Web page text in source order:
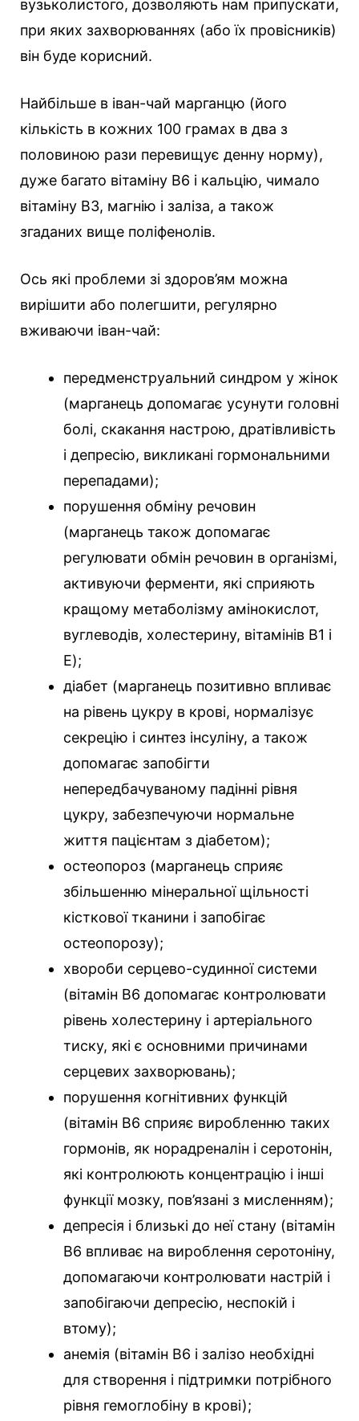
вузьколистого, дозволяють нам припускати,
при яких захворюваннях (або їх провісників)
він буде корисний.
Найбільше в іван-чай марганцю (його
кількість в кожних 100 грамах в два з
половиною рази перевищує денну норму),
дуже багато вітаміну В6 і кальцію, чимало
вітаміну В3, магнію і заліза, а також
згаданих вище поліфенолів.
Ось які проблеми зі здоров’ям можна
вирішити або полегшити, регулярно
вживаючи іван-чай:
передменструальний синдром у жінок
(марганець допомагає усунути головні
болі, скакання настрою, дратівливість
і депресію, викликані гормональними
перепадами);
порушення обміну речовин
(марганець також допомагає
регулювати обмін речовин в організмі,
активуючи ферменти, які сприяють
кращому метаболізму амінокислот,
вуглеводів, холестерину, вітамінів B1 і
E);
діабет (марганець позитивно впливає
на рівень цукру в крові, нормалізує
секрецію і синтез інсуліну, а також
допомагає запобігти
непередбачуваному падінні рівня
цукру, забезпечуючи нормальне
життя пацієнтам з діабетом);
остеопороз (марганець сприяє
збільшенню мінеральної щільності
кісткової тканини і запобігає
остеопорозу);
хвороби серцево-судинної системи
(вітамін B6 допомагає контролювати
рівень холестерину і артеріального
тиску, які є основними причинами
серцевих захворювань);
порушення когнітивних функцій
(вітамін B6 сприяє виробленню таких
гормонів, як норадреналін і серотонін,
які контролюють концентрацію і інші
функції мозку, пов’язані з мисленням);
депресія і близькі до неї стану (вітамін
B6 впливає на вироблення серотоніну,
допомагаючи контролювати настрій і
запобігаючи депресію, неспокій і
втому);
анемія (вітамін B6 і залізо необхідні
для створення і підтримки потрібного
рівня гемоглобіну в крові);